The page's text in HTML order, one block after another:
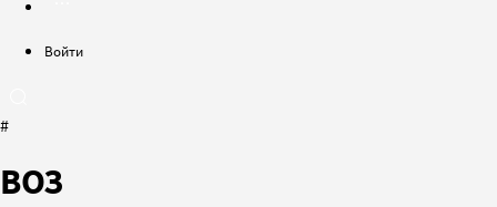
Войти
#
ВОЗ